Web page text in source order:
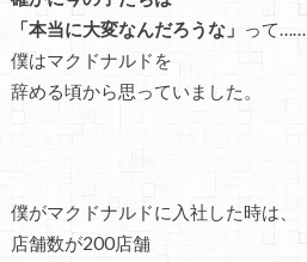
「本当に大変なんだろうな」 って……
僕はマクドナルドを
辞める頃から思っていました。
僕がマクドナルドに入社した時は、
店舗数が200店舗